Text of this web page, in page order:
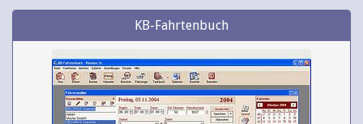
KB-Fahrtenbuch